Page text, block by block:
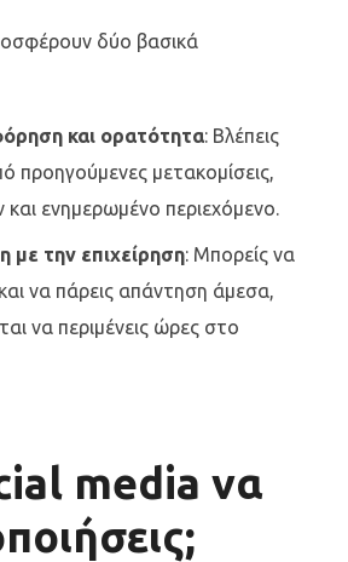
δύο βασικά
και ορατότητα: Βλέπεις
προηγούμενες μετακομίσεις,
και ενημερωμένο περιεχόμενο.
με την επιχείρηση: Μπορείς να
να πάρεις απάντηση άμεσα,
να περιμένεις ώρες στο
media να